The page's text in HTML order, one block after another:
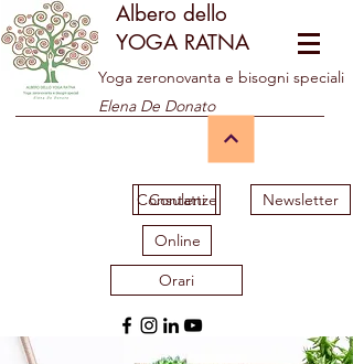
Yoga zeronovanta e bisogni speciali
Elena De Donato
Albero dello
YOGA RATNA
Contatti
Consulenze Newsletter
Online
Orari